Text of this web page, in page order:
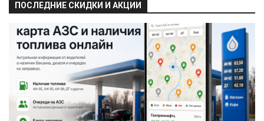
ПОСЛЕДНИЕ СКИДКИ И АКЦИИ